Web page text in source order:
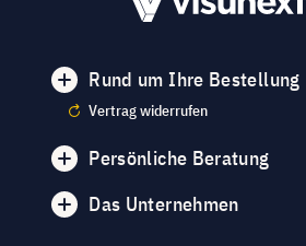
Rund um Ihre Bestellung
Vertrag widerrufen
Persönliche Beratung
Das Unternehmen